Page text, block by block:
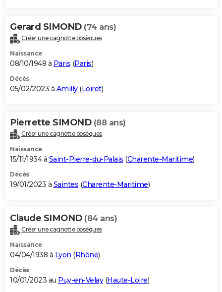
Gerard SIMOND (74 ans)
Créer une cagnotte obsèques
Naissance
08/10/1948 à Paris (Paris)
Décès
05/02/2023 à Amilly(Loiret)
Pierrette SIMOND (88 ans)
Créer une cagnotte obsèques
Naissance
15/11/1934 à Saint-Pierre-du-Palais (Charente-Maritime)
Décès
19/01/2023 à Saintes (Charente-Maritime)
Claude SIMOND (84 ans)
Créer une cagnotte obsèques
Naissance
04/04/1938 à Lyon (Rhône)
Décès
10/01/2023 au Puy-en-Velay(Haute-Loire)